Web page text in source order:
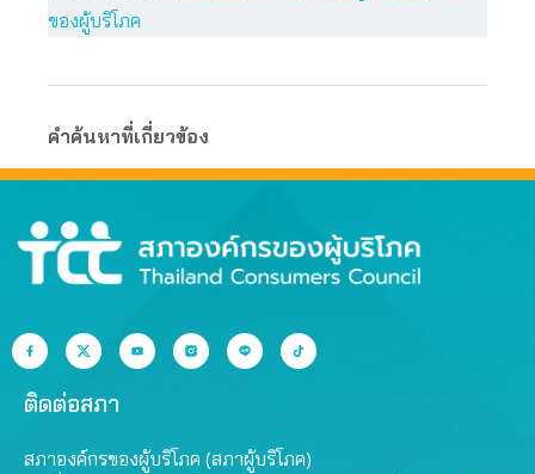
ของผู้บริโภค
คำค้นหาที่เกี่ยวข้อง
ติดต่อสภา
สภาองค์กรของผู้บริโภค (สภาผู้บริโภค)